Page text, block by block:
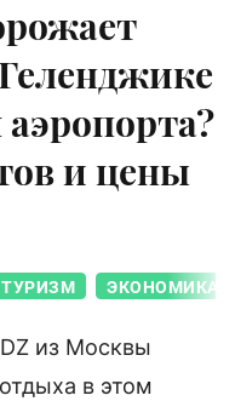
и цены
ТУРИЗМ ЭКОНОМИКА
из Москвы
в этом